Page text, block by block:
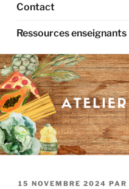
Contact
Ressources enseignants
PUBLIÉ
15 NOVEMBRE 2024 PAR